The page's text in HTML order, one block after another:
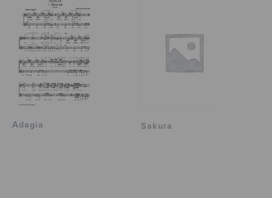
Adagia Sakura